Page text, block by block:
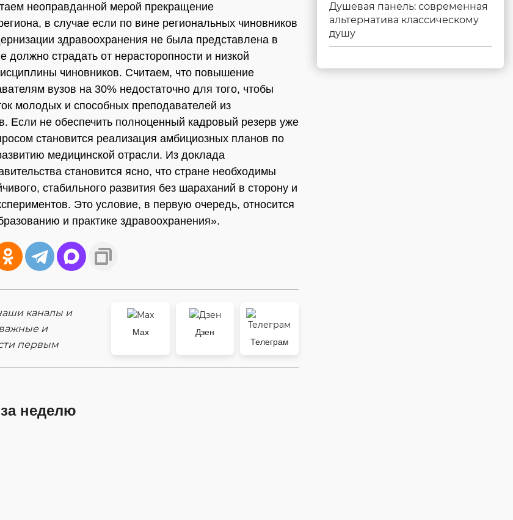
неоправданной мерой прекращение
в случае если по вине региональных чиновников
здравоохранения не была представлена в
должно страдать от нерасторопности и низкой
чиновников. Считаем, что повышение
вузов на 30% недостаточно для того, чтобы
молодых и способных преподавателей из
Если не обеспечить полноценный кадровый резерв уже
становится реализация амбициозных планов по
медицинской отрасли. Из доклада
становится ясно, что стране необходимы
стабильного развития без шараханий в сторону и
Это условие, в первую очередь, относится
и практике здравоохранения».
каналы и
и
первым
Max
Дзен
Телеграм
неделю
Душевая панель: современная
альтернатива классическому
душу